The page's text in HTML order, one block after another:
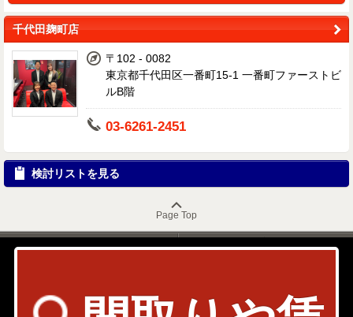
千代田麹町店
〒102 - 0082
東京都千代田区一番町15-1 一番町ファーストビ
ルB階
03-6261-2451
検討リストを見る
Page Top
書式ダウンロード